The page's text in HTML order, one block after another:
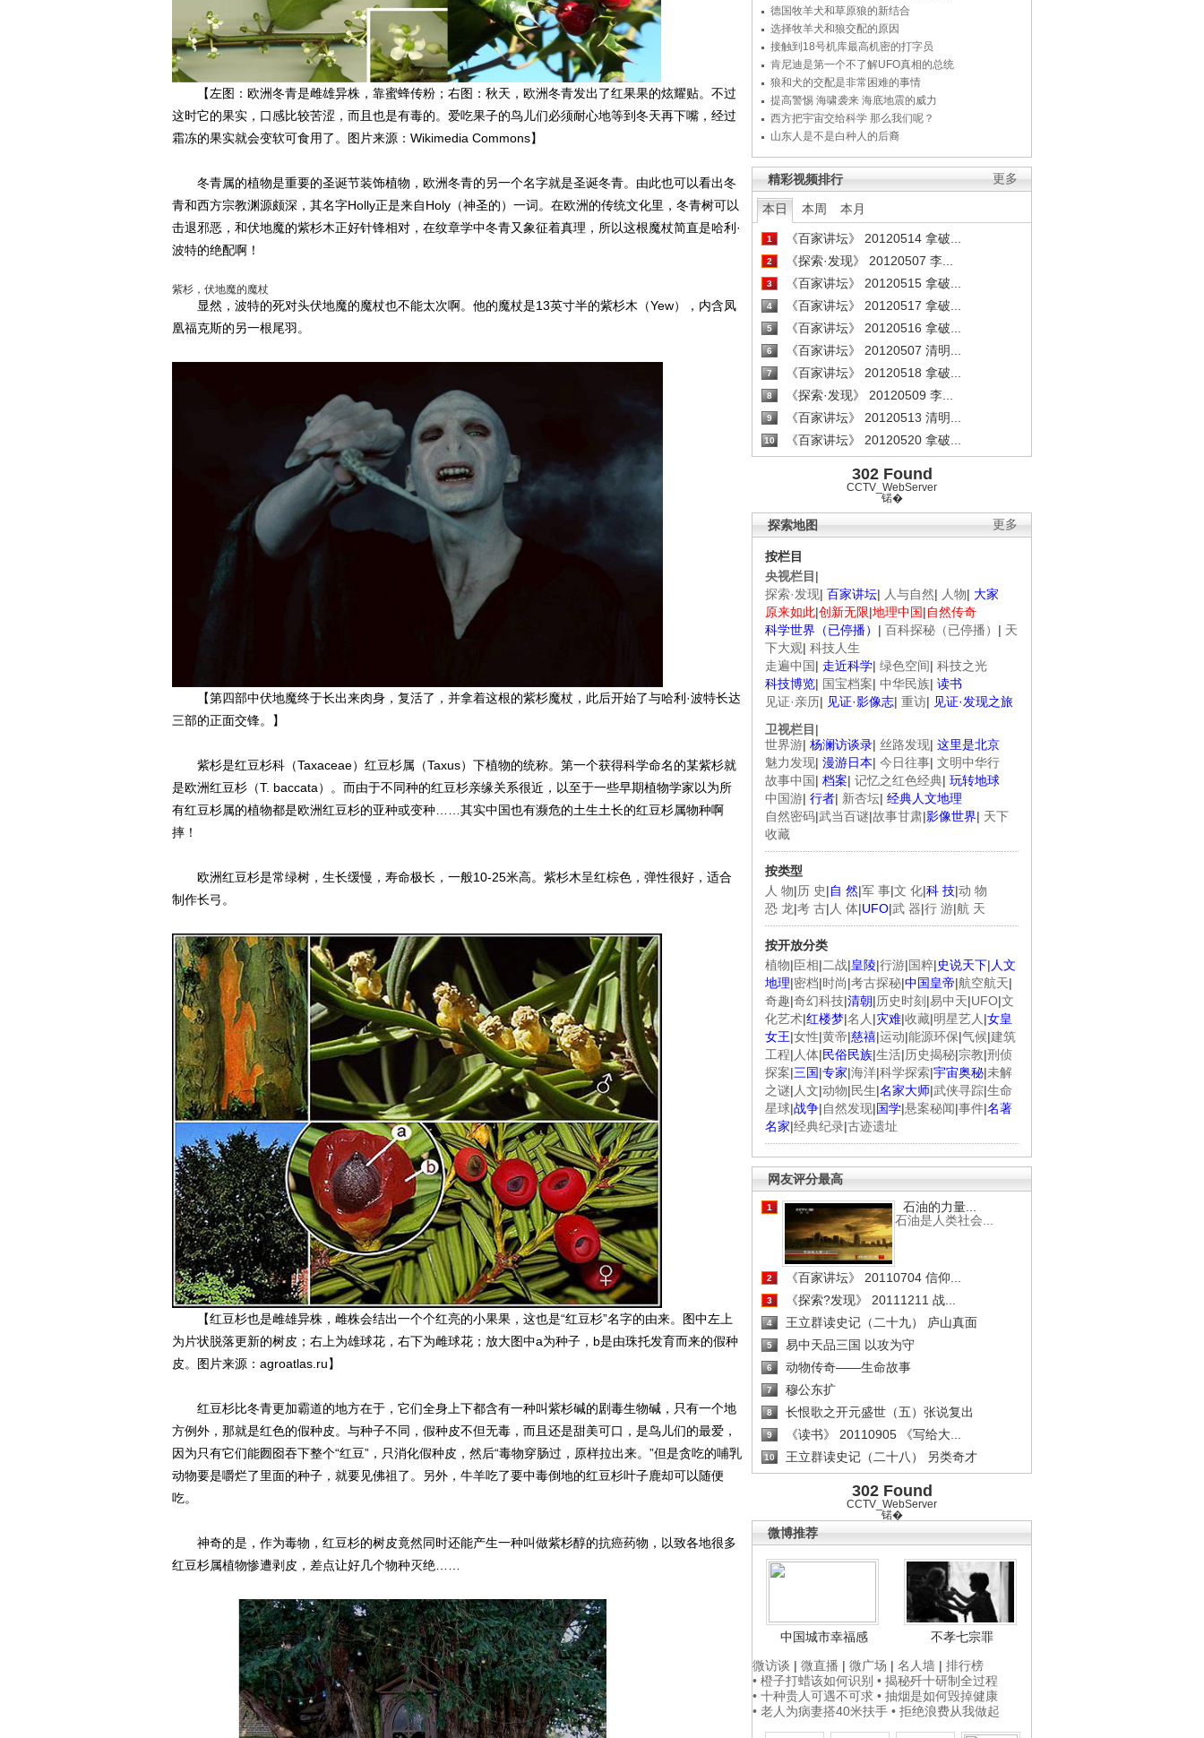
德国牧羊犬和草原狼的新结合
选择牧羊犬和狼交配的原因
接触到18号机库最高机密的打字员
肯尼迪是第一个不了解UFO真相的总统
狼和犬的交配是非常困难的事情
提高警惕 海啸袭来 海底地震的威力
西方把宇宙交给科学 那么我们呢？
山东人是不是白种人的后裔
更多
精彩视频排行
本日 本周 本月
1 《百家讲坛》 20120514 拿破...
2 《探索·发现》 20120507 李...
3 《百家讲坛》 20120515 拿破...
4 《百家讲坛》 20120517 拿破...
5 《百家讲坛》 20120516 拿破...
6 《百家讲坛》 20120507 清明...
7 《百家讲坛》 20120518 拿破...
8 《探索·发现》 20120509 李...
9 《百家讲坛》 20120513 清明...
10 《百家讲坛》 20120520 拿破...
302 Found
CCTV_WebServer
锘�
更多
探索地图
按栏目
央视栏目 |
探索·发现| 百家讲坛| 人与自然| 人物| 大家
原来如此|创新无限|地理中国|自然传奇
科学世界（已停播） | 百科探秘（已停播） | 天
下大观| 科技人生
走遍中国| 走近科学| 绿色空间| 科技之光
科技博览| 国宝档案| 中华民族| 读书
见证·亲历| 见证·影像志| 重访| 见证·发现之旅
卫视栏目 |
世界游| 杨澜访谈录| 丝路发现| 这里是北京
魅力发现| 漫游日本| 今日往事| 文明中华行
故事中国| 档案| 记忆之红色经典| 玩转地球
中国游| 行者| 新杏坛| 经典人文地理
自然密码|武当百谜|故事甘肃|影像世界| 天下
收藏
按类型
人 物|历 史|自 然|军 事|文 化|科 技|动 物
恐 龙|考 古| 人 体|UFO|武 器|行 游|航 天
按开放分类
植物|臣相|二战|皇陵|行游|国粹|史说天下| 人文
地理|密档|时尚|考古探秘|中国皇帝|航空航天|
奇趣|奇幻科技|清朝|历史时刻 |易中天|UFO|文
化艺术|红楼梦|名人 |灾难|收藏|明星艺人 |女皇
女王|女性|黄帝|慈禧|运动|能源环保|气候|建筑
工程| 人体|民俗民族|生活|历史揭秘|宗教|刑侦
探案|三国|专家|海洋|科学探索|宇宙奥秘|未解
之谜| 人文|动物|民生|名家大师|武侠寻踪|生命
星球|战争|自然发现|国学|悬案秘闻|事件|名著
名家|经典纪录|古迹遗址
网友评分最高
1
石油的力量...
石油是人类社会...
2 《百家讲坛》 20110704 信仰...
3 《探索?发现》 20111211 战...
4 王立群读史记（二十九） 庐山真面
5 易中天品三国 以攻为守
6 动物传奇——生命故事
7 穆公东扩
8 长恨歌之开元盛世（五）张说复出
9 《读书》 20110905 《写给大...
10 王立群读史记（二十八） 另类奇才
302 Found
CCTV_WebServer
锘�
微博推荐
中国城市幸福感
不孝七宗罪
微访谈 | 微直播 | 微广场 | 名人墙 | 排行榜
• 橙子打蜡该如何识别 • 揭秘歼十研制全过程
• 十种贵人可遇不可求 • 抽烟是如何毁掉健康
• 老人为病妻搭40米扶手 • 拒绝浪费从我做起
【左图：欧洲冬青是雌雄异株，靠蜜蜂传粉；右图：秋天，欧洲冬青发出了红果果的炫耀贴。不过
这时它的果实，口感比较苦涩，而且也是有毒的。爱吃果子的鸟儿们必须耐心地等到冬天再下嘴，经过
霜冻的果实就会变软可食用了。图片来源：Wikimedia Commons】
冬青属的植物是重要的圣诞节装饰植物，欧洲冬青的另一个名字就是圣诞冬青。由此也可以看出冬
青和西方宗教渊源颇深，其名字Holly正是来自Holy（神圣的）一词。在欧洲的传统文化里，冬青树可以
击退邪恶，和伏地魔的紫杉木正好针锋相对，在纹章学中冬青又象征着真理，所以这根魔杖简直是哈利·
波特的绝配啊！
紫杉，伏地魔的魔杖
显然，波特的死对头伏地魔的魔杖也不能太次啊。他的魔杖是13英寸半的紫杉木（Yew），内含凤
凰福克斯的另一根尾羽。
【第四部中伏地魔终于长出来肉身，复活了，并拿着这根的紫杉魔杖，此后开始了与哈利·波特长达
三部的正面交锋。】
紫杉是红豆杉科（Taxaceae）红豆杉属（Taxus）下植物的统称。第一个获得科学命名的某紫杉就
是欧洲红豆杉（T. baccata）。而由于不同种的红豆杉亲缘关系很近，以至于一些早期植物学家以为所
有红豆杉属的植物都是欧洲红豆杉的亚种或变种……其实中国也有濒危的土生土长的红豆杉属物种啊
摔！
欧洲红豆杉是常绿树，生长缓慢，寿命极长，一般10-25米高。紫杉木呈红棕色，弹性很好，适合
制作长弓。
【红豆杉也是雌雄异株，雌株会结出一个个红亮的小果果，这也是“红豆杉”名字的由来。图中左上
为片状脱落更新的树皮；右上为雄球花，右下为雌球花；放大图中a为种子，b是由珠托发育而来的假种
皮。图片来源：agroatlas.ru】
红豆杉比冬青更加霸道的地方在于，它们全身上下都含有一种叫紫杉碱的剧毒生物碱，只有一个地
方例外，那就是红色的假种皮。与种子不同，假种皮不但无毒，而且还是甜美可口，是鸟儿们的最爱，
因为只有它们能囫囵吞下整个“红豆”，只消化假种皮，然后“毒物穿肠过，原样拉出来。”但是贪吃的哺乳
动物要是嚼烂了里面的种子，就要见佛祖了。另外，牛羊吃了要中毒倒地的红豆杉叶子鹿却可以随便
吃。
神奇的是，作为毒物，红豆杉的树皮竟然同时还能产生一种叫做紫杉醇的抗癌药物，以致各地很多
红豆杉属植物惨遭剥皮，差点让好几个物种灭绝……